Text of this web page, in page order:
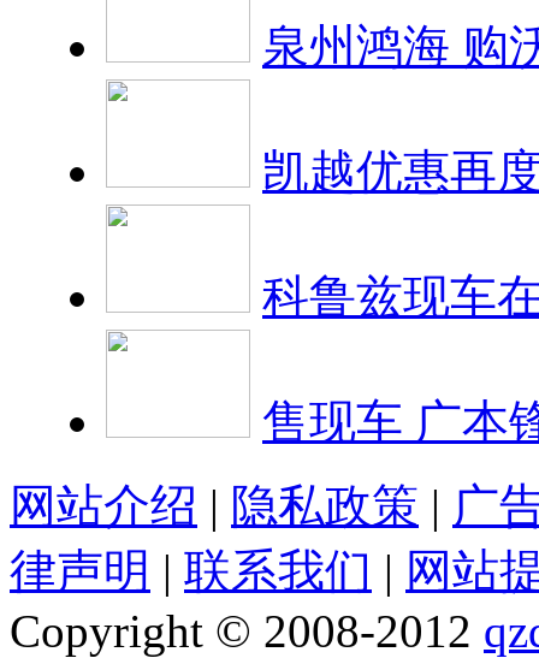
泉州鸿海 购
凯越优惠再
科鲁兹现车
售现车 广本
网站介绍 | 隐私政策 | 广
律声明 | 联系我们 | 网站
Copyright © 2008-2012